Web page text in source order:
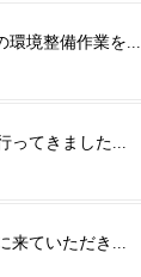
環境整備作業を...
ってきました...
来ていただき...